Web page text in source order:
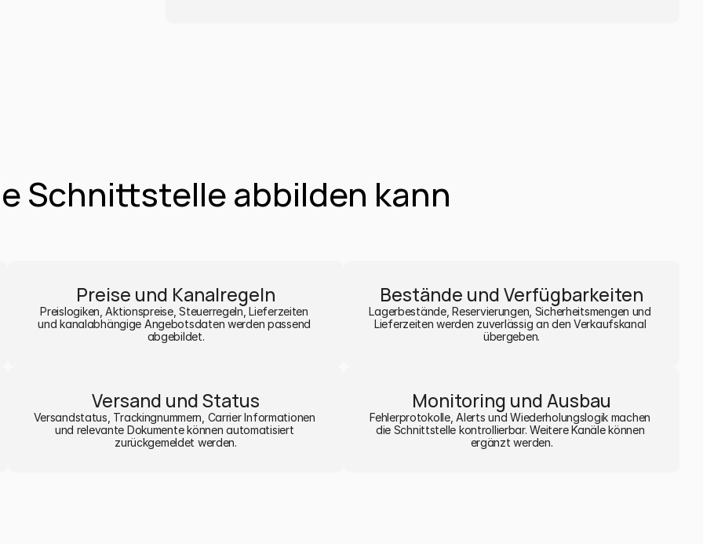
Schnittstelle abbilden kann
Preise und Kanalregeln
Preislogiken, Aktionspreise, Steuerregeln, Lieferzeiten
und kanalabhängige Angebotsdaten werden passend
abgebildet.
Bestände und Verfügbarkeiten
Lagerbestände, Reservierungen, Sicherheitsmengen und
Lieferzeiten werden zuverlässig an den Verkaufskanal
übergeben.
Versand und Status
Versandstatus, Trackingnummern, Carrier Informationen
und relevante Dokumente können automatisiert
zurückgemeldet werden.
Monitoring und Ausbau
Fehlerprotokolle, Alerts und Wiederholungslogik machen
die Schnittstelle kontrollierbar. Weitere Kanäle können
ergänzt werden.